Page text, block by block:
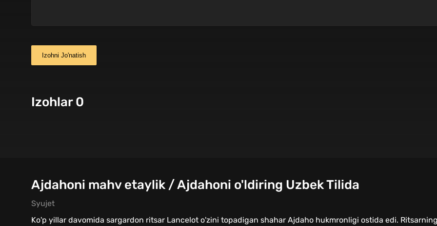
Izohni Jo'natish
Izohlar 0
Ajdahoni mahv etaylik / Ajdahoni o'ldiring Uzbek Tilida
Syujet
Ko'p yillar davomida sargardon ritsar Lancelot o'zini topadigan shahar Ajdaho hukmronligi ostida edi.